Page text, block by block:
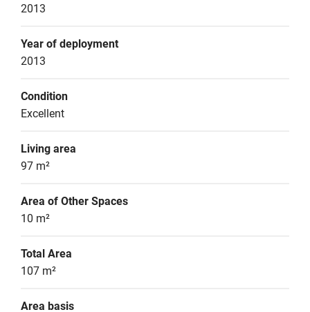
2013
Year of deployment
2013
Condition
Excellent
Living area
97 m²
Area of Other Spaces
10 m²
Total Area
107 m²
Area basis